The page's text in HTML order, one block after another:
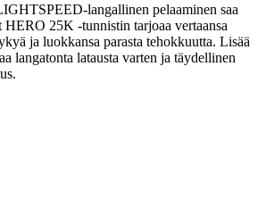
langallinen pelaaminen saa
HERO 25K -tunnistin tarjoaa vertaansa
ja luokkansa parasta tehokkuutta. Lisää
langatonta latausta varten ja täydellinen